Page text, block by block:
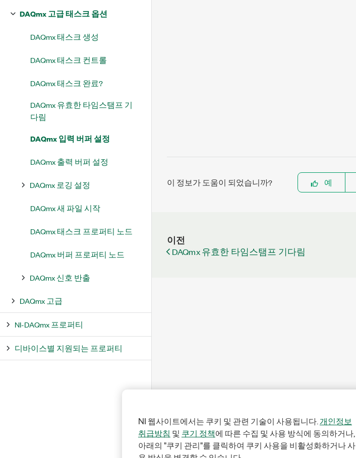
DAQmx 고급 태스크 옵션
DAQmx 태스크 생성
DAQmx 태스크 컨트롤
DAQmx 태스크 완료?
DAQmx 유효한 타임스탬프 기
다림
DAQmx 입력 버퍼 설정
DAQmx 출력 버퍼 설정
DAQmx 로깅 설정
DAQmx 새 파일 시작
DAQmx 태스크 프로퍼티 노드
DAQmx 버퍼 프로퍼티 노드
DAQmx 신호 반출
DAQmx 고급
NI-DAQmx 프로퍼티
디바이스별 지원되는 프로퍼티
이 정보가 도움이 되었습니까? 예
이전
DAQmx 유효한 타임스탬프 기다림
NI 웹사이트에서는 쿠키 및 관련 기술이 사용됩니다. 개인정보
취급방침 및 쿠기 정책에 따른 수집 및 사용 방식에 동의하거나,
아래의 "쿠키 관리"를 클릭하여 쿠키 사용을 비활성화하거나 사